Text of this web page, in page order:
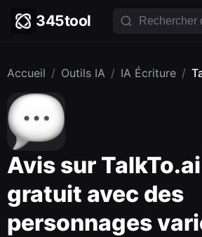
345tool
Accueil / Outils IA / IA Écriture /
Avis sur
gratuit avec des
personnages